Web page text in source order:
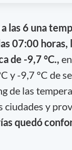
las 6 una
07:00 horas,
de -9,7 °C.,
y -9,7 °C de
de las
ciudades y
quedó